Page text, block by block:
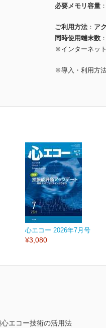
必要メモリ容量
ご利用方法
ア
同時使用端末数
※インターネッ
※導入・利用方
心エコー 2026年7月号
¥3,080
エコー技術の活用法